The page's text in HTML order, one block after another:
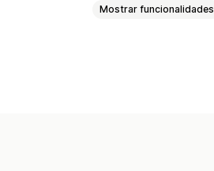
Mostrar funcionalidades